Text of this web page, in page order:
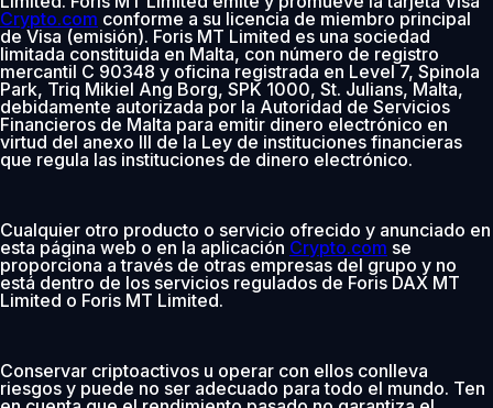
Crypto.com conforme a su licencia de miembro principal
de Visa (emisión). Foris MT Limited es una sociedad
limitada constituida en Malta, con número de registro
mercantil C 90348 y oficina registrada en Level 7, Spinola
Park, Triq Mikiel Ang Borg, SPK 1000, St. Julians, Malta,
debidamente autorizada por la Autoridad de Servicios
Financieros de Malta para emitir dinero electrónico en
virtud del anexo III de la Ley de instituciones financieras
que regula las instituciones de dinero electrónico.
Cualquier otro producto o servicio ofrecido y anunciado en
esta página web o en la aplicación Crypto.com se
proporciona a través de otras empresas del grupo y no
está dentro de los servicios regulados de Foris DAX MT
Limited o Foris MT Limited.
Conservar criptoactivos u operar con ellos conlleva
riesgos y puede no ser adecuado para todo el mundo. Ten